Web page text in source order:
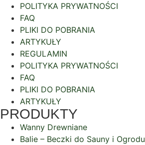
POLITYKA PRYWATNOŚCI
FAQ
PLIKI DO POBRANIA
ARTYKUŁY
REGULAMIN
POLITYKA PRYWATNOŚCI
FAQ
PLIKI DO POBRANIA
ARTYKUŁY
PRODUKTY
Wanny Drewniane
Balie – Beczki do Sauny i Ogrodu